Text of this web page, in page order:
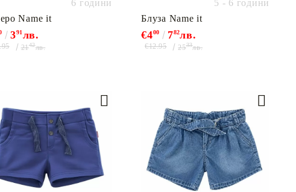
6 години
Name it
391лв.
2142лв.
5 - 6 години
Блуза Name it
€400 782лв.
€12.95 2533лв.